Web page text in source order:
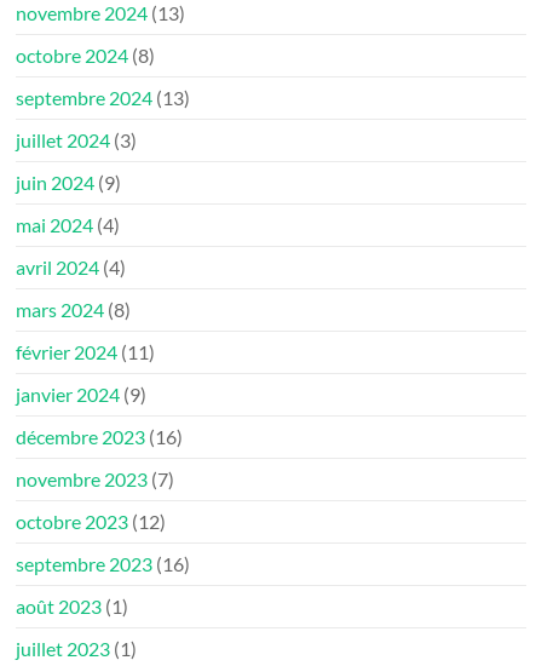
novembre 2024 (13)
octobre 2024 (8)
septembre 2024 (13)
juillet 2024 (3)
juin 2024 (9)
mai 2024 (4)
avril 2024 (4)
mars 2024 (8)
février 2024 (11)
janvier 2024 (9)
décembre 2023 (16)
novembre 2023 (7)
octobre 2023 (12)
septembre 2023 (16)
août 2023 (1)
juillet 2023 (1)